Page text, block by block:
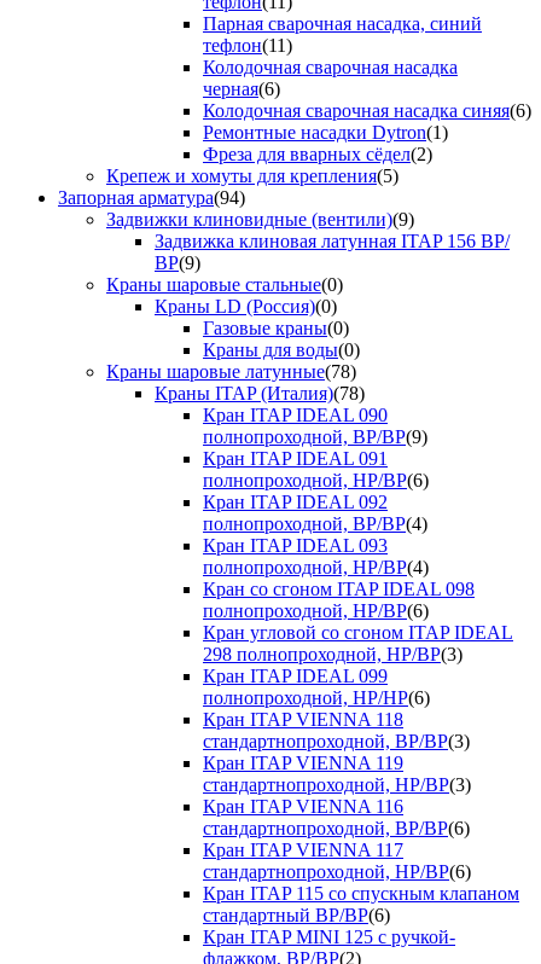
Парная сварочная насадка, синий
тефлон(11)
Колодочная сварочная насадка
черная(6)
Колодочная сварочная насадка синяя(6)
Ремонтные насадки Dytron(1)
Фреза для вварных сёдел(2)
Крепеж и хомуты для крепления(5)
Запорная арматура(94)
Задвижки клиновидные (вентили)(9)
Задвижка клиновая латунная ITAP 156 ВР/
ВР(9)
Краны шаровые стальные(0)
Краны LD (Россия)(0)
Газовые краны(0)
Краны для воды(0)
Краны шаровые латунные(78)
Краны ITAP (Италия)(78)
Кран ITAP IDEAL 090
полнопроходной, ВР/ВР(9)
Кран ITAP IDEAL 091
полнопроходной, НР/ВР(6)
Кран ITAP IDEAL 092
полнопроходной, ВР/ВР(4)
Кран ITAP IDEAL 093
полнопроходной, НР/ВР(4)
Кран со сгоном ITAP IDEAL 098
полнопроходной, НР/ВР(6)
Кран угловой со сгоном ITAP IDEAL
298 полнопроходной, НР/ВР(3)
Кран ITAP IDEAL 099
полнопроходной, НР/НР(6)
Кран ITAP VIENNA 118
стандартнопроходной, ВР/ВР(3)
Кран ITAP VIENNA 119
стандартнопроходной, НР/ВР(3)
Кран ITAP VIENNA 116
стандартнопроходной, ВР/ВР(6)
Кран ITAP VIENNA 117
стандартнопроходной, НР/ВР(6)
Кран ITAP 115 со спускным клапаном
стандартный ВР/ВР(6)
Кран ITAP MINI 125 с ручкой-
флажком, ВР/ВР(2)